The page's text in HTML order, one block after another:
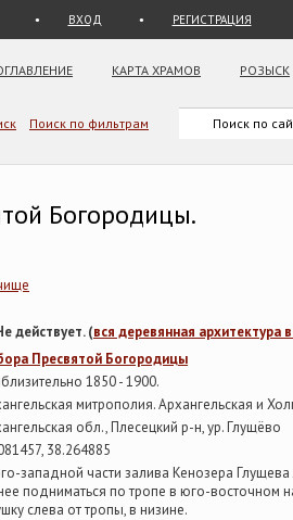
ВХОД РЕГИСТРАЦИЯ
КАРТА ХРАМОВ РОЗЫСК
Поиск по фильтрам
Богородицы.
действует. (вся деревянная архитектура
Пресвятой Богородицы
1850 - 1900.
митрополия. Архангельская и
обл., Плесецкий р-н, ур. Глущёво
38.264885
западной части залива Кенозера
подниматься по тропе в юго-восточном
слева от тропы, в низине.